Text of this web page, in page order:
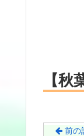
【
前の